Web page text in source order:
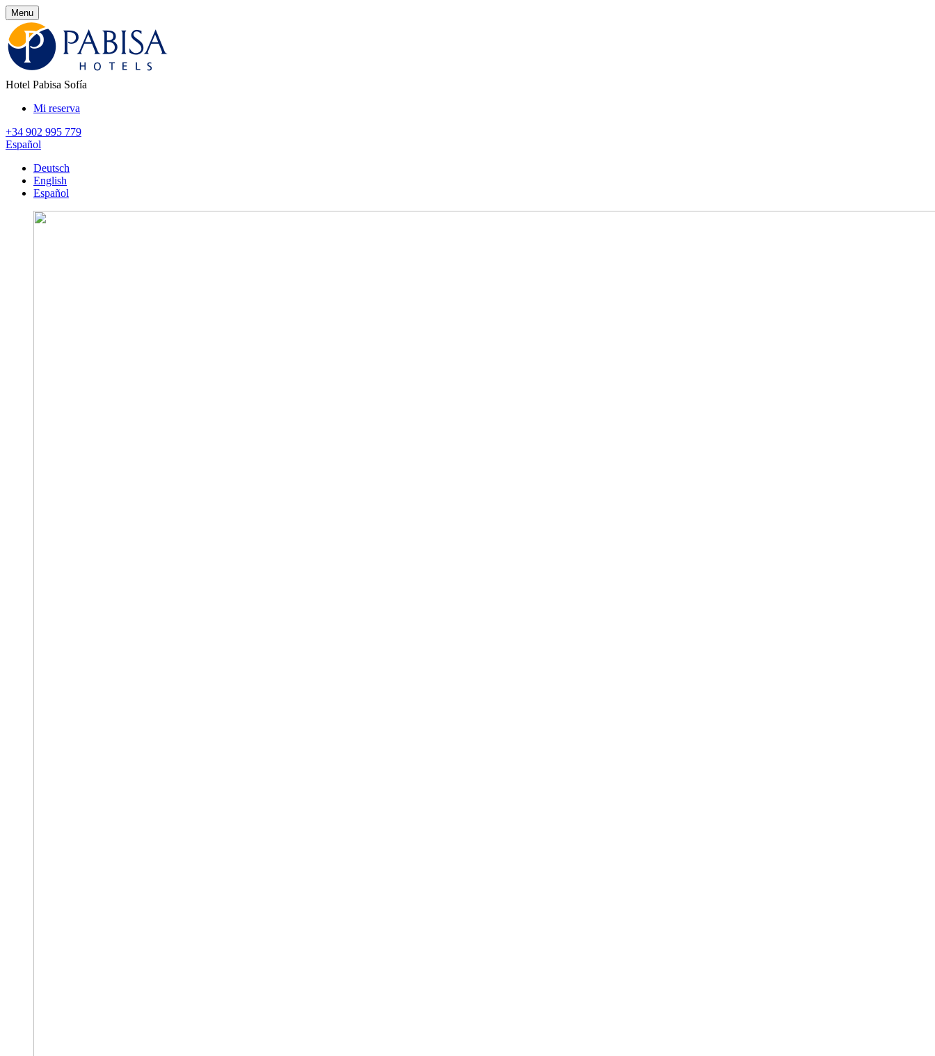
Menu
Hotel Pabisa Sofía
Mi reserva
+34 902 995 779
Español
Deutsch
English
Español